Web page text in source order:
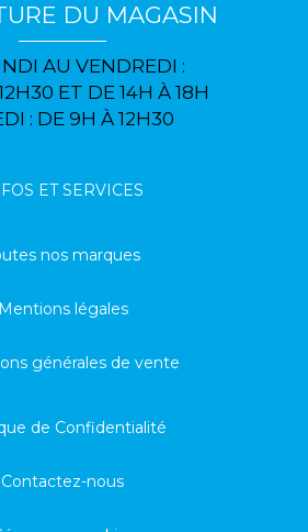
DU MAGASIN
AU VENDREDI :
ET DE 14H À 18H
: DE 9H À 12H30
ET SERVICES
nos marques
Mentions légales
générales de vente
de Confidentialité
Contactez-nous